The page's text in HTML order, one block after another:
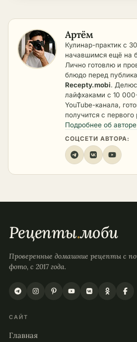
Артём
Кулинар-практик с
начавшимся ещё на
Лично готовлю и
блюдо перед
Recepty.mobi.
лайфхаками с 10
YouTube-канала,
получится с первого
Подробнее об
СОЦСЕТИ АВТОРА:
Рецепты.моби
Проверенные домашние рецепты с
фото, с 2017 года.
САЙТ
Главная